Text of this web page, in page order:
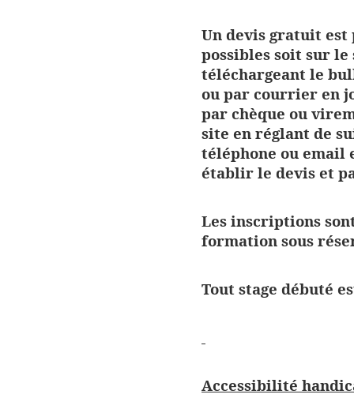
Un devis gratuit est
possibles soit sur
téléchargeant le
ou par courrier en
par chèque ou
site en réglant de
téléphone ou email
établir le devis et
Les inscriptions
formation sous
Tout stage débuté
Accessibilité